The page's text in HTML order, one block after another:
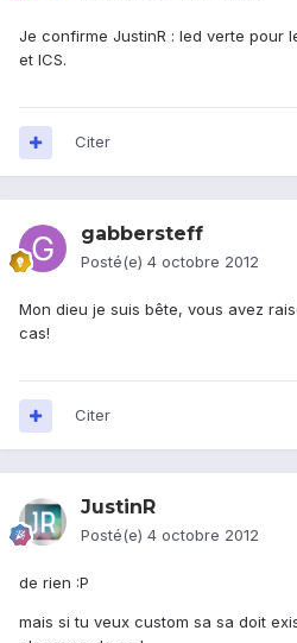
Je confirme JustinR : led verte pour
et ICS.
Citer
gabbersteff
Posté(e) 4 octobre 2012
Mon dieu je suis bête, vous avez
cas!
Citer
JustinR
Posté(e) 4 octobre 2012
de rien :P
mais si tu veux custom sa sa doit